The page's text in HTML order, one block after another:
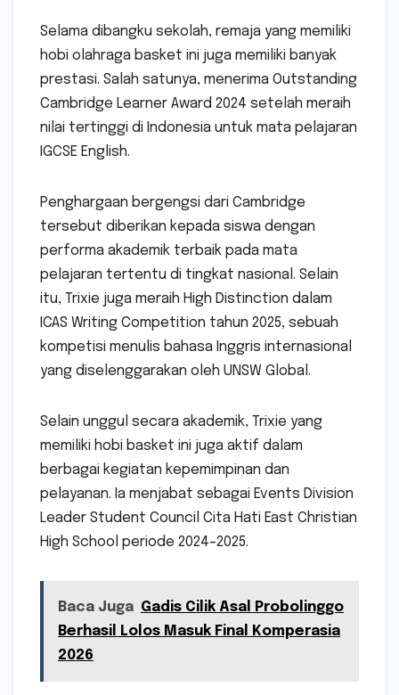
Selama dibangku sekolah, remaja yang memiliki
hobi olahraga basket ini juga memiliki banyak
prestasi. Salah satunya, menerima Outstanding
Cambridge Learner Award 2024 setelah meraih
nilai tertinggi di Indonesia untuk mata pelajaran
IGCSE English.
Penghargaan bergengsi dari Cambridge
tersebut diberikan kepada siswa dengan
performa akademik terbaik pada mata
pelajaran tertentu di tingkat nasional. Selain
itu, Trixie juga meraih High Distinction dalam
ICAS Writing Competition tahun 2025, sebuah
kompetisi menulis bahasa Inggris internasional
yang diselenggarakan oleh UNSW Global.
Selain unggul secara akademik, Trixie yang
memiliki hobi basket ini juga aktif dalam
berbagai kegiatan kepemimpinan dan
pelayanan. Ia menjabat sebagai Events Division
Leader Student Council Cita Hati East Christian
High School periode 2024–2025.
Baca Juga Gadis Cilik Asal Probolinggo
Berhasil Lolos Masuk Final Komperasia
2026